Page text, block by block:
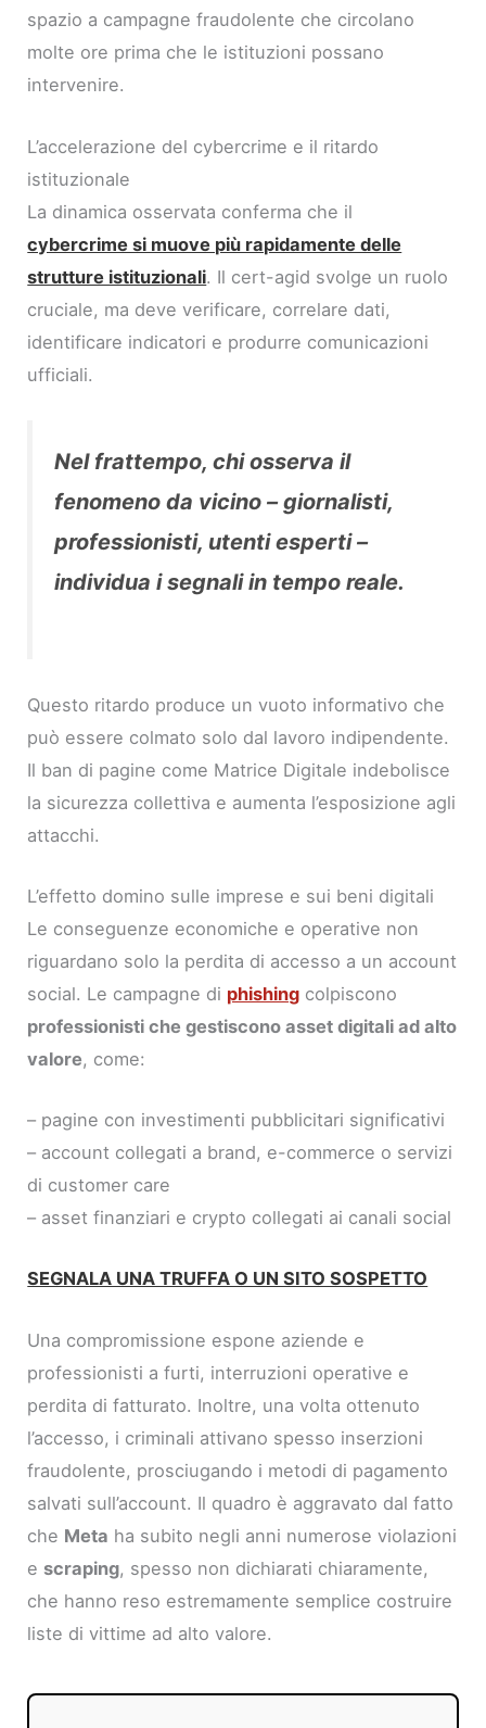
spazio a campagne fraudolente che circolano
molte ore prima che le istituzioni possano
intervenire.
L’accelerazione del cybercrime e il ritardo
istituzionale
La dinamica osservata conferma che il
cybercrime si muove più rapidamente delle
strutture istituzionali. Il cert-agid svolge un ruolo
cruciale, ma deve verificare, correlare dati,
identificare indicatori e produrre comunicazioni
ufficiali.
Nel frattempo, chi osserva il
fenomeno da vicino – giornalisti,
professionisti, utenti esperti –
individua i segnali in tempo reale.
Questo ritardo produce un vuoto informativo che
può essere colmato solo dal lavoro indipendente.
Il ban di pagine come Matrice Digitale indebolisce
la sicurezza collettiva e aumenta l’esposizione agli
attacchi.
L’effetto domino sulle imprese e sui beni digitali
Le conseguenze economiche e operative non
riguardano solo la perdita di accesso a un account
social. Le campagne di phishing colpiscono
professionisti che gestiscono asset digitali ad alto
valore, come:
– pagine con investimenti pubblicitari significativi
– account collegati a brand, e-commerce o servizi
di customer care
– asset finanziari e crypto collegati ai canali social
SEGNALA UNA TRUFFA O UN SITO SOSPETTO
Una compromissione espone aziende e
professionisti a furti, interruzioni operative e
perdita di fatturato. Inoltre, una volta ottenuto
l’accesso, i criminali attivano spesso inserzioni
fraudolente, prosciugando i metodi di pagamento
salvati sull’account. Il quadro è aggravato dal fatto
che Meta ha subito negli anni numerose violazioni
e scraping, spesso non dichiarati chiaramente,
che hanno reso estremamente semplice costruire
liste di vittime ad alto valore.